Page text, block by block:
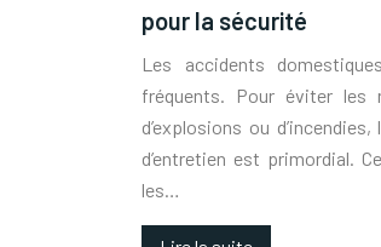
pour la sécurité
Les accidents
fréquents. Pour éviter les
d’explosions ou
d’entretien est primordial.
les…